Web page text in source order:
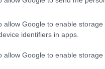
allow Google to enable
identifiers in apps.
allow Google to enable